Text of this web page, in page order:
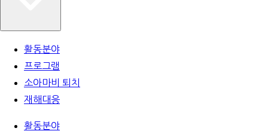
활동분야
프로그램
소아마비 퇴치
재해대응
활동분야